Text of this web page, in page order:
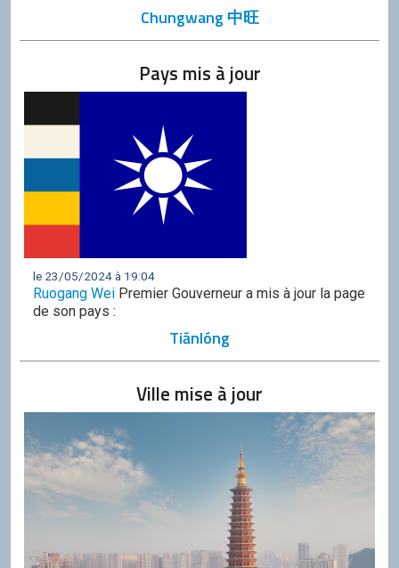
Chungwang 中旺
Pays mis à jour
le 23/05/2024 à 19:04
Ruogang Wei Premier Gouverneur a mis à jour la page
de son pays :
Tiānlóng
Ville mise à jour